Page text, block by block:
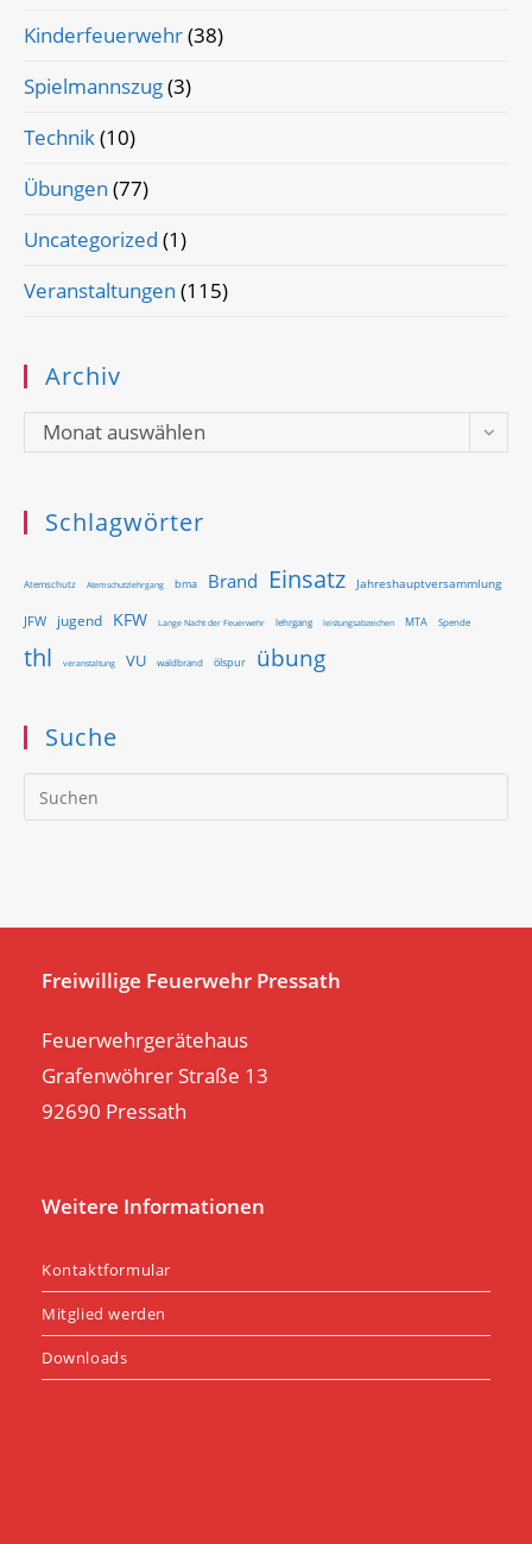
Kinderfeuerwehr(38)
Spielmannszug(3)
Technik(10)
Übungen (77)
Uncategorized (1)
Veranstaltungen (115)
Archiv
Archiv
Monat auswählen
Schlagwörter
Atemschutz Atemschutzlehrgang bma Brand Einsatz Jahreshauptversammlung
JFW jugend KFW Lange Nacht der Feuerwehr lehrgang leistungsabzeichen MTA Spende
thl veranstaltung VU waldbrand ölspur übung
Suche
Freiwillige Feuerwehr Pressath
Feuerwehrgerätehaus
Grafenwöhrer Straße 13
92690 Pressath
Weitere Informationen
Kontaktformular
Mitglied werden
Downloads